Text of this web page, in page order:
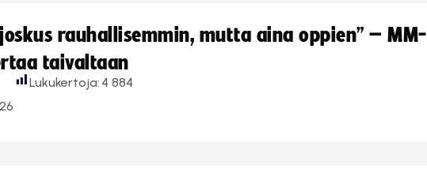
rauhallisemmin, mutta aina oppien” – MM-
taivaltaan
Lukukertoja: 4 884